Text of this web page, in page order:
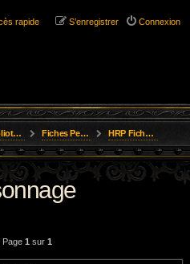
rapide Connexion
S’enregistrer
l'Aube Fiches Personnages Inscription HRP Fiches Personnage
Page 1 sur 1